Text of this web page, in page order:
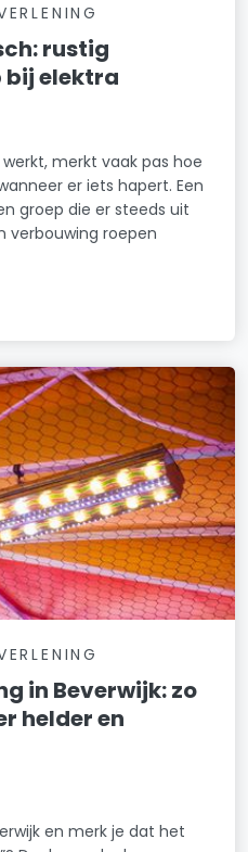
rustig
bij elektra
merkt vaak pas hoe
er iets hapert. Een
groep die er steeds uit
verbouwing roepen
in Beverwijk: zo
helder en
en merk je dat het